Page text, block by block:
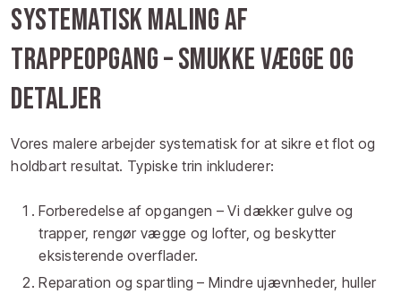
Systematisk maling af
trappeopgang – smukke vægge og
detaljer
Vores malere arbejder systematisk for at sikre et flot og
holdbart resultat. Typiske trin inkluderer:
Forberedelse af opgangen – Vi dækker gulve og
trapper, rengør vægge og lofter, og beskytter
eksisterende overflader.
Reparation og spartling – Mindre ujævnheder, huller